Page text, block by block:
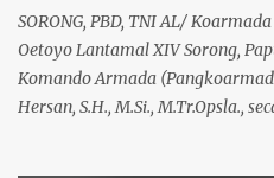
Yang Benar-benar Manjur
Serta Bergaransi.? Kali ini, H.
SORONG, PBD, TNI AL/
Oetoyo Lantamal XIV Sorong,
Komando Armada
Hersan, S.H., M.Si., M.Tr.Opsla.,